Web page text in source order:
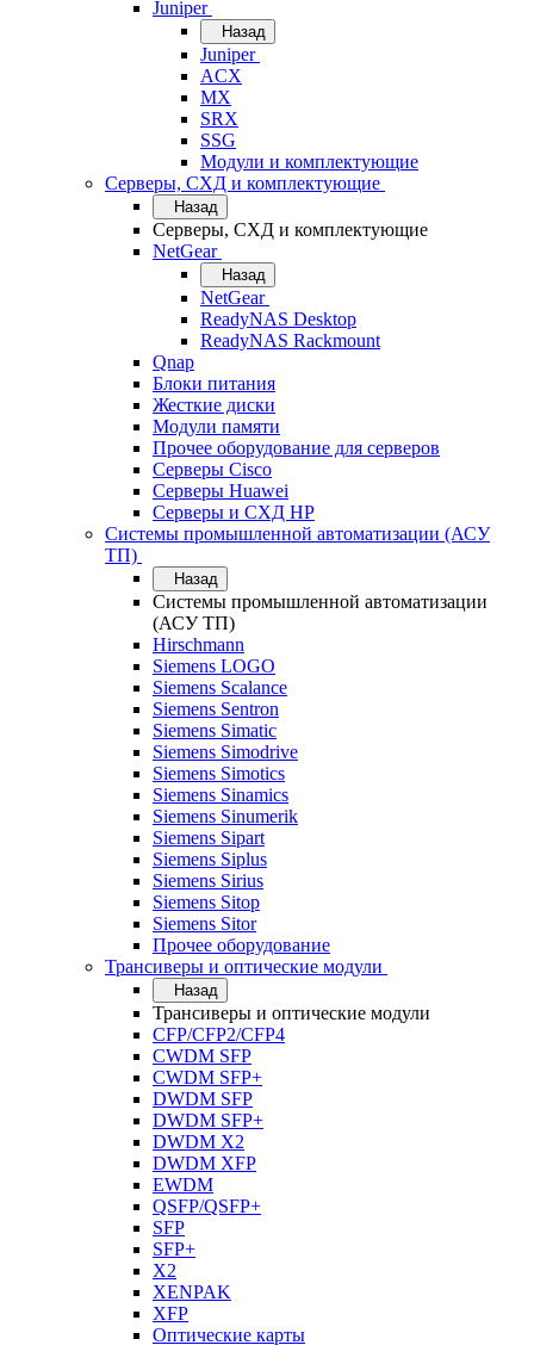
Juniper
Назад
Juniper
ACX
MX
SRX
SSG
Модули и комплектующие
Серверы, СХД и комплектующие
Назад
Серверы, СХД и комплектующие
NetGear
Назад
NetGear
ReadyNAS Desktop
ReadyNAS Rackmount
Qnap
Блоки питания
Жесткие диски
Модули памяти
Прочее оборудование для серверов
Серверы Cisco
Серверы Huawei
Серверы и СХД HP
Системы промышленной автоматизации (АСУ
ТП)
Назад
Системы промышленной автоматизации
(АСУ ТП)
Hirschmann
Siemens LOGO
Siemens Scalance
Siemens Sentron
Siemens Simatic
Siemens Simodrive
Siemens Simotics
Siemens Sinamics
Siemens Sinumerik
Siemens Sipart
Siemens Siplus
Siemens Sirius
Siemens Sitop
Siemens Sitor
Прочее оборудование
Трансиверы и оптические модули
Назад
Трансиверы и оптические модули
CFP/CFP2/CFP4
CWDM SFP
CWDM SFP+
DWDM SFP
DWDM SFP+
DWDM X2
DWDM XFP
EWDM
QSFP/QSFP+
SFP
SFP+
X2
XENPAK
XFP
Оптические карты